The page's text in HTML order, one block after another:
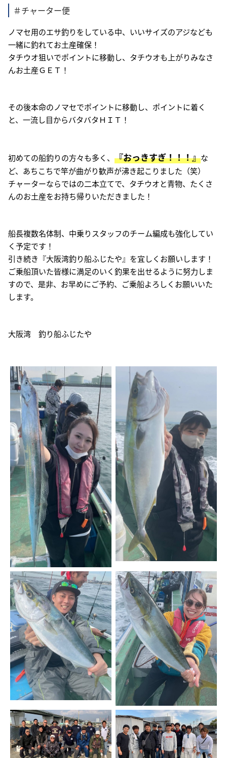
＃チャーター便
ノマセ用のエサ釣りをしている中、いいサイズのアジなども
一緒に釣れてお土産確保！
タチウオ狙いでポイントに移動し、タチウオも上がりみなさ
んお土産ＧＥＴ！
その後本命のノマセでポイントに移動し、ポイントに着く
と、一流し目からバタバタＨＩＴ！
初めての船釣りの方々も多く、 『おっきすぎ！！！』な
ど、あちこちで竿が曲がり歓声が沸き起こりました（笑）
チャーターならではの二本立てで、タチウオと青物、たくさ
んのお土産をお持ち帰りいただきました！
船長複数名体制、中乗りスタッフのチーム編成も強化してい
く予定です！
引き続き『大阪湾釣り船ふじたや』を宜しくお願いします！
ご乗船頂いた皆様に満足のいく釣果を出せるように努力しま
すので、是非、お早めにご予約、ご乗船よろしくお願いいた
します。
大阪湾 釣り船ふじたや